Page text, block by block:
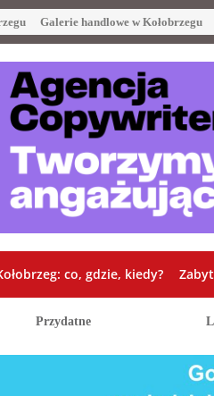
Galerie handlowe w Kołobrzegu
co, gdzie, kiedy?
Przydatne